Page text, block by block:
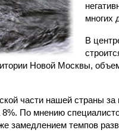
многих
В
Новой Москвы,
части нашей страны
По мнению
замедлением темпов